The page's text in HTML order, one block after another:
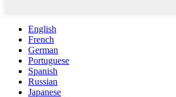
English
French
German
Portuguese
Spanish
Russian
Japanese